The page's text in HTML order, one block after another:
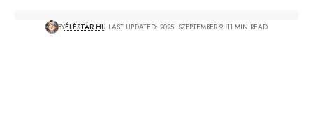
BYÉLÉSTÁR.HU LAST UPDATED: 2025. SZEPTEMBER 9. 11 MIN READ